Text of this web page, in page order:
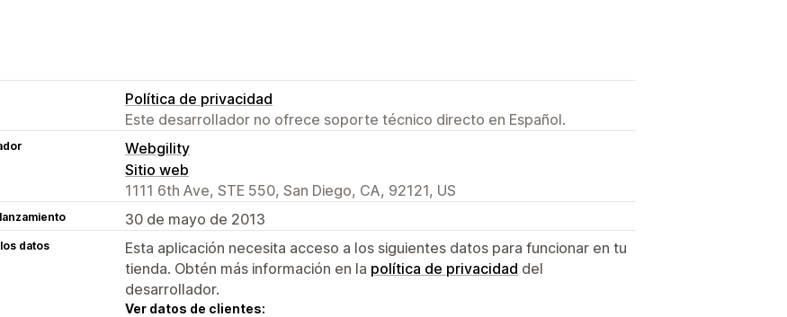
Política de privacidad
Este desarrollador no ofrece soporte técnico directo en Español.
Webgility
Sitio web
1111 6th Ave, STE 550, San Diego, CA, 92121, US
30 de mayo de 2013
datos
Esta aplicación necesita acceso a los siguientes datos para funcionar en tu
tienda. Obtén más información en la política de privacidad del
desarrollador.
Ver datos de clientes: